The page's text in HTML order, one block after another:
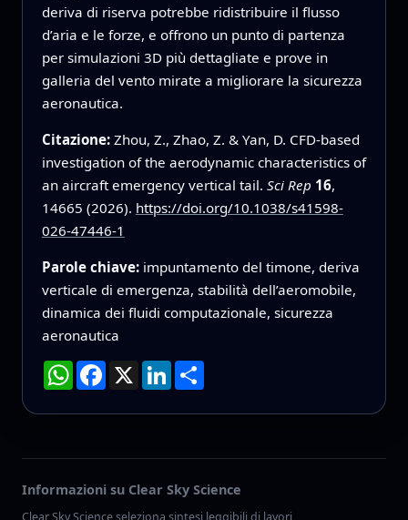
deriva di riserva potrebbe ridistribuire il flusso
d’aria e le forze, e offrono un punto di partenza
per simulazioni 3D più dettagliate e prove in
galleria del vento mirate a migliorare la sicurezza
aeronautica.
Citazione: Zhou, Z., Zhao, Z. & Yan, D. CFD-based
investigation of the aerodynamic characteristics of
an aircraft emergency vertical tail. Sci Rep 16,
14665 (2026). https://doi.org/10.1038/s41598-
026-47446-1
Parole chiave: impuntamento del timone, deriva
verticale di emergenza, stabilità dell’aeromobile,
dinamica dei fluidi computazionale, sicurezza
aeronautica
WhatsApp
Facebook
X LinkedInCondividi
Informazioni su Clear Sky Science